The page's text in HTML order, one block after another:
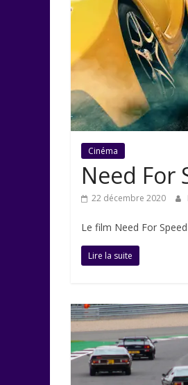
Cinéma
Need For
22 décembre 2020
Le film Need For
Lire la suite